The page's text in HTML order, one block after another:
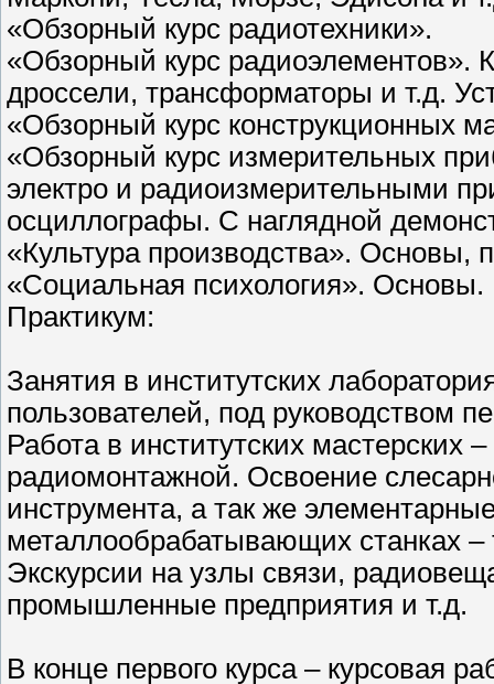
«Обзорный курс радиотехники».
«Обзорный курс радиоэлементов».
дроссели, трансформаторы и т.д.
«Обзорный курс конструкционных
«Обзорный курс измерительных
электро и радиоизмерительными
осциллографы. С наглядной
«Культура производства». Основы,
«Cоциальная психология». Основы.
Практикум:
Занятия в институтских
пользователей, под руководством
Работа в институтских мастерских
радиомонтажной. Освоение
инструмента, а так же
металлообрабатывающих станках
Экскурсии на узлы связи,
промышленные предприятия и т.д.
В конце первого курса – курсовая